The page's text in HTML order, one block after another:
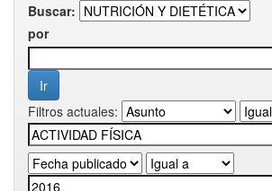
Buscar:
por
Filtros actuales: